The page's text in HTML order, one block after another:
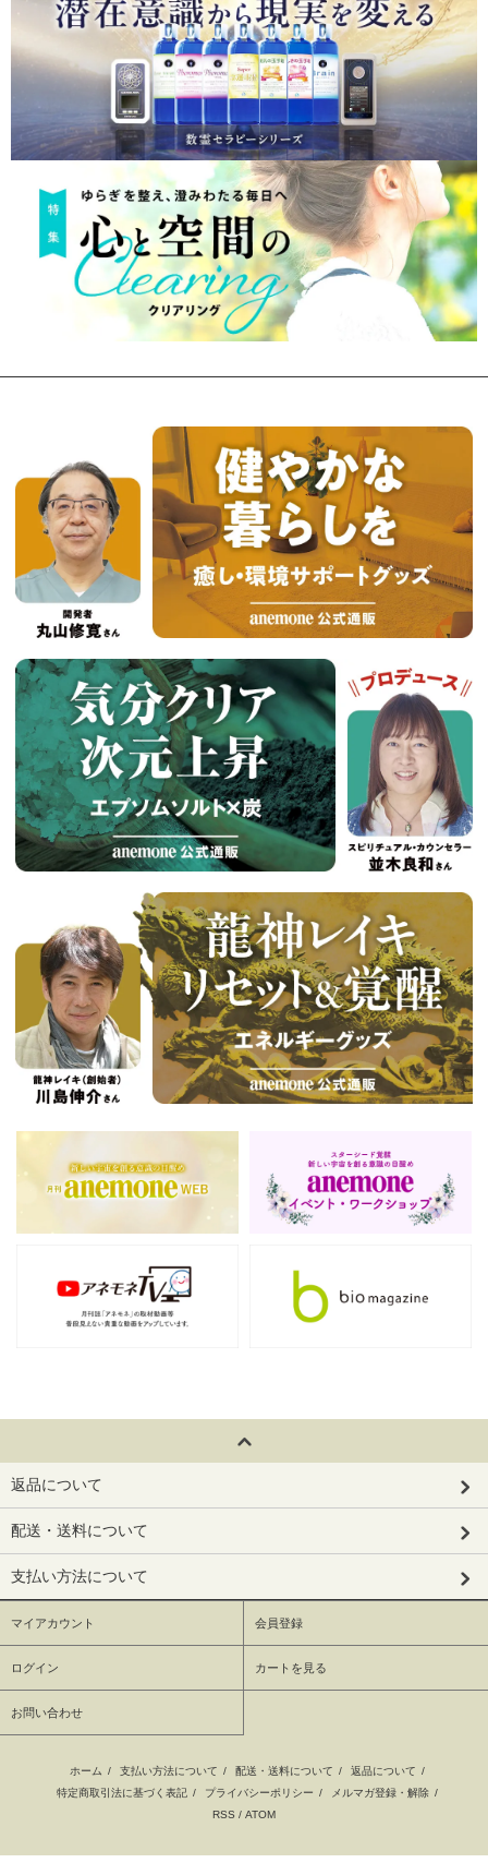
返品について
配送・送料について
支払い方法について
マイアカウント 会員登録
ログイン カートを見る
お問い合わせ
ホーム / 支払い方法について / 配送・送料について / 返品について /
特定商取引法に基づく表記 / プライバシーポリシー / メルマガ登録・解除 /
RSS / ATOM